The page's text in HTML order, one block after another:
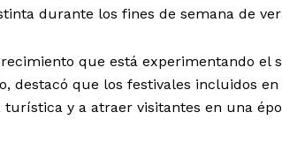
durante los fines de semana de
que está experimentando el
destacó que los festivales incluidos en
y a atraer visitantes en una